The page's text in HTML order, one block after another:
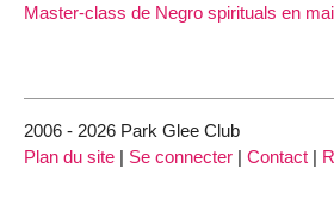
Master-class de Negro spirituals en
2006 - 2026 Park Glee Club
Plan du site | Se connecter | Contact |